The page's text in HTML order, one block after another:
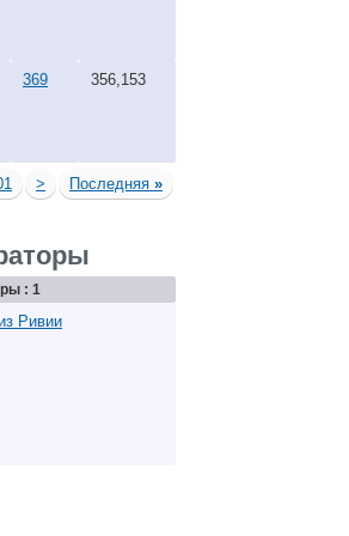
369 356,153
> Последняя »
: 1
Ривии